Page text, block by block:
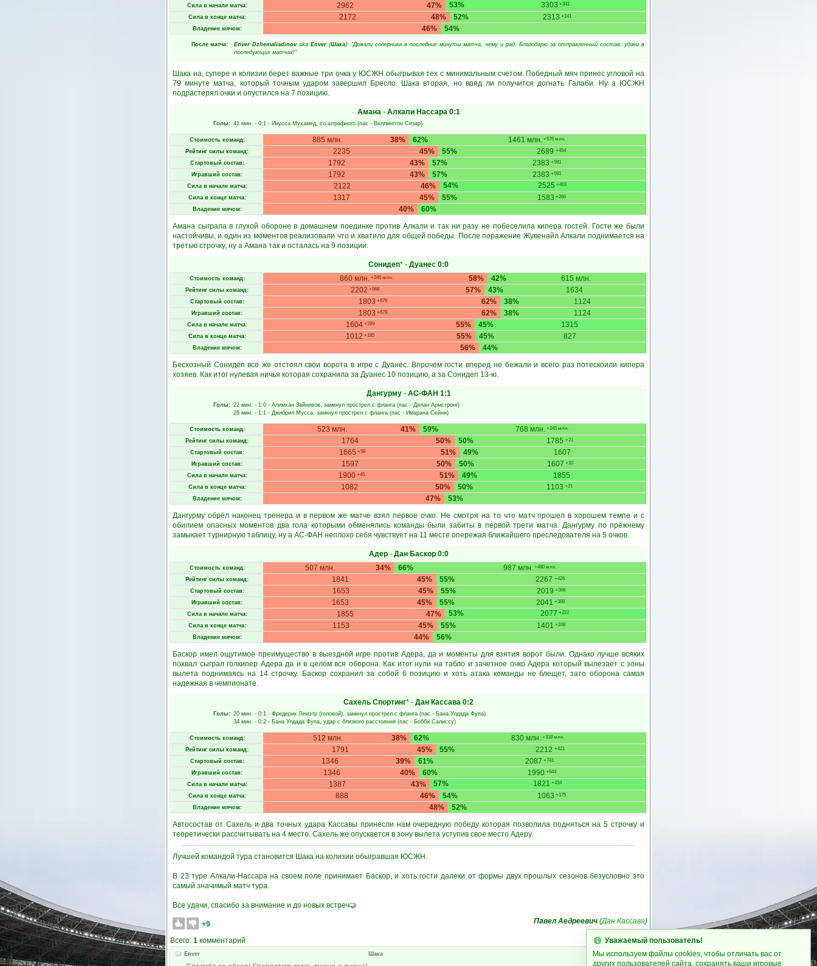
Сила в начале матча: 47%
2962 53% 3303 +341
Сила в конце матча: 48%
2172 52% 2313 +141
Владение мячом: 46% 54%
После матча: Enver Dzhemaliadinov aka Enver (Шака): "Дожали соперника в последние минуты матча, чему и рад. Благодарю за отправленный состав, удачи в
последующих матчах!"
Шака на, супере и колизии берет важные три очка у ЮСЖН обыгрывая тех с минимальным счетом. Победный мяч принес угловой на
79 минуте матча, который точным ударом завершил Бресло. Шака вторая, но вряд ли получится догнать Галаби. Ну а ЮСЖН
подрастерял очки и опустился на 7 позицию.
Амана- Алкали Нассара 0:1
Голы: 41 мин. - 0:1 - Инусса Мухамед, со штрафного (пас - Веллингтон Сезар)
Стоимость команд: 38%
885 млн. 62% 1461 млн. +576 млн.
Рейтинг силы команд: 45%
2235 55% 2689 +454
Стартовый состав: 43%
1792 57% 2383 +591
Игравший состав: 43%
1792 57% 2383 +591
Сила в начале матча: 46%
2122 54% 2525 +403
Сила в конце матча: 45%
1317 55% 1583 +266
Владение мячом: 40%
60%
Амана сыграла в глухой обороне в домашнем поединке против Алкали и так ни разу не побеселила кипера гостей. Гости же были
настойчивы, и один из моментов реализовали что и хватило для общей победы. После поражение Жувенайл Алкали поднимается на
третью строчку, ну а Амана так и осталась на 9 позиции.
Сонидеп* - Дуанес 0:0
Стоимость команд: 58%
860 млн. +245 млн. 42% 615 млн.
Рейтинг силы команд: 57%
2202 +568 43% 1634
Стартовый состав: 62%
1803 +679 38% 1124
Игравший состав: 62%
1803 +679 38% 1124
Сила в начале матча: 55%
1604 +289 45% 1315
Сила в конце матча: 55%
1012 +185 45% 827
Владение мячом: 56%
44%
Бесхозный Сонидеп все же отстоял свои ворота в игре с Дуанес. Впрочем гости вперед не бежали и всего раз потескоили кипера
хозяев. Как итог нулевая ничья которая сохранила за Дуанес 10 позицию, а за Сонидеп 13-ю.
Дангурму- АС-ФАН 1:1
Голы: 22 мин. - 1:0 - Алимхан Зайнивов, замкнул прострел с фланга (пас - Дилан Армстронг)
26 мин. - 1:1 - Джибрил Мусса, замкнул прострел с фланга (пас - Имарана Сейни)
Стоимость команд: 41%
523 млн. 59% 768 млн. +245 млн.
Рейтинг силы команд: 50%
1764 50% 1785 +21
Стартовый состав: 51%
1665 +58 49% 1607
Игравший состав: 50%
1597 50% 1607 +10
Сила в начале матча: 51%
1900 +45 49% 1855
Сила в конце матча: 50%
1082 50% 1103 +21
Владение мячом: 47%
53%
Дангурму обрёл наконец тренера и в первом же матче взял первое очко. Не смотря на то что матч прошел в хорошем темпе и с
обилием опасных моментов два гола которыми обменялись команды были забиты в первой трети матча. Дангурму по прежнему
замыкает турнирную таблицу, ну а АС-ФАН неплохо себя чувствует на 11 месте опережая ближайшего преследователя на 5 очков.
Адер- Дан Баскор 0:0
Стоимость команд: 34%
507 млн. 66% 987 млн. +480 млн.
Рейтинг силы команд: 45%
1841 55% 2267 +426
Стартовый состав: 45%
1653 55% 2019 +366
Игравший состав: 45%
1653 55% 2041 +388
Сила в начале матча: 47%
1855 53% 2077 +222
Сила в конце матча: 45%
1153 55% 1401 +248
Владение мячом: 44%
56%
Баскор имел ощутимое преимущество в выездной игре против Адера, да и моменты для взятия ворот были. Однако лучше всяких
похвал сыграл голкипер Адера да и в целом вся оборона. Как итог нули на табло и зачетное очко Адера который вылезает с зоны
вылета поднимаясь на 14 строчку. Баскор сохранил за собой 6 позицию и хоть атака команды не блещет, зато оборона самая
надежная в чемпионате.
Сахель Спортинг* - Дан Кассава 0:2
Голы: 20 мин. - 0:1 - Фредерик Лемэтр (головой), замкнул прострел с фланга (пас - Бана Улдада Фупа)
34 мин. - 0:2 - Бана Улдада Фупа, удар с близкого расстояния (пас - Бобби Салиссу)
Стоимость команд: 38%
512 млн. 62% 830 млн. +318 млн.
Рейтинг силы команд: 45%
1791 55% 2212 +421
Стартовый состав: 39%
1346 61% 2087 +741
Игравший состав: 40%
1346 60% 1990+644
Сила в начале матча: 43%
1387 57% 1821 +434
Сила в конце матча: 46%
888 54% 1063 +175
Владение мячом: 48%
52%
Автосостав от Сахель и два точных удара Кассавы принесли нам очередную победу которая позволила подняться на 5 строчку и
теоретически рассчитывать на 4 место. Сахель же опускается в зону вылета уступив свое место Адеру.
Лучшей командой тура становится Шака на колизии обыгравшая ЮСЖН.
В 23 туре Алкали-Нассара на своем поле принимает Баскор, и хоть гости далеки от формы двух прошлых сезонов безусловно это
самый значимый матч тура.
Все удачи, спасибо за внимание и до новых встреч🤝
+9 Павел Аедреевич (Дан Кассава)
Всего: 1 комментарий
Enver Шака 2 июня 2026, 21:32:09
Уважаемый пользователь!
Мы используем файлы cookies, чтобы отличать вас от
других пользователей сайта, сохранять ваши игровые